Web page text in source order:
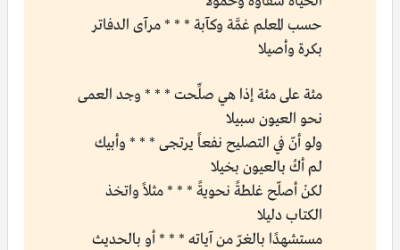
حسب المعلم غمَّة وكآبة * * * مرآى الدفاتر
بكرة وأصيلا
مئة على مئة إذا هي صلِّحت * * * وجد العمى
نحو العيون سبيلا
ولو أنّ في التصليح نفعاً يرتجى * * * وأبيك
لم أكُ بالعيون بخيلا
لكنْ أصلّح غلطةً نحويةً * * * مثلاً واتخذ
الكتاب دليلا
مستشهدًا بالغرّ من آياته * * * أو بالحديث